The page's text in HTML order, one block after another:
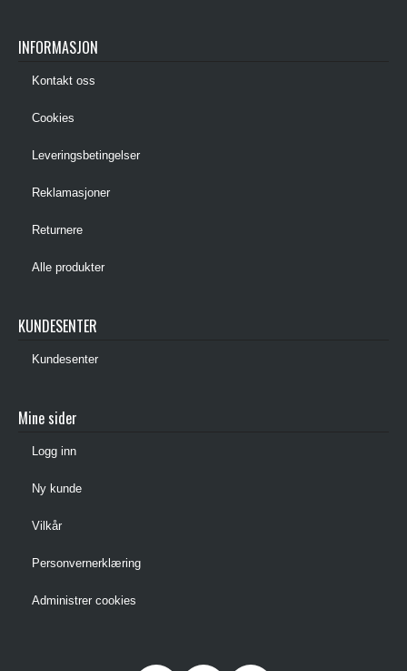
INFORMASJON
Kontakt oss
Cookies
Leveringsbetingelser
Reklamasjoner
Returnere
Alle produkter
KUNDESENTER
Kundesenter
Mine sider
Logg inn
Ny kunde
Vilkår
Personvernerklæring
Administrer cookies